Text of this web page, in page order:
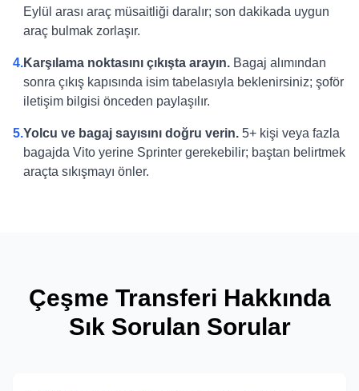
Eylül arası araç müsaitliği daralır; son dakikada uygun
araç bulmak zorlaşır.
4.Karşılama noktasını çıkışta arayın. Bagaj alımından
sonra çıkış kapısında isim tabelasıyla beklenirsiniz; şoför
iletişim bilgisi önceden paylaşılır.
5.Yolcu ve bagaj sayısını doğru verin. 5+ kişi veya fazla
bagajda Vito yerine Sprinter gerekebilir; baştan belirtmek
araçta sıkışmayı önler.
Çeşme Transferi Hakkında
Sık Sorulan Sorular